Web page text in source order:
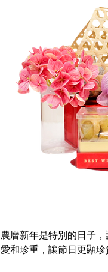
農曆新年是特別的日子
愛和珍重，讓節日更顯珍